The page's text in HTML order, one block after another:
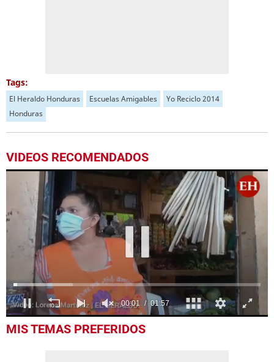
Tags:
El Heraldo Honduras Escuelas Amigables
Yo Reciclo 2014
Honduras
VIDEOS RECOMENDADOS
seconds
MIS TEMAS PREFERIDOS